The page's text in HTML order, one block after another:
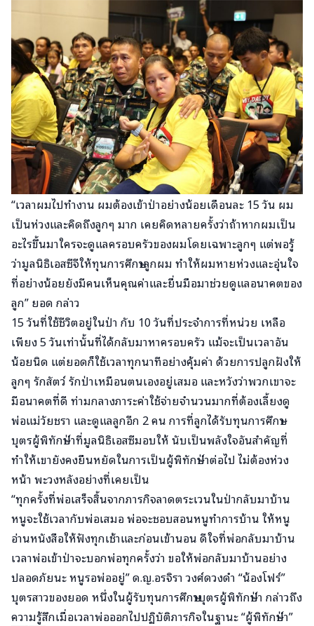
“เวลาผมไปทำงาน ผมต้องเข้าป่าอย่างน้อยเดือนละ 15 วัน ผม
เป็นห่วงและคิดถึงลูกๆ มาก เคยคิดหลายครั้งว่าถ้าหากผมเป็น
อะไรขึ้นมาใครจะดูแลครอบครัวของผมโดยเฉพาะลูกๆ แต่พอรู้
ว่ามูลนิธิเอสซีจีให้ทุนการศึกษาลูกผม ทำให้ผมหายห่วงและอุ่นใจ
ที่อย่างน้อยยังมีคนเห็นคุณค่าและยื่นมือมาช่วยดูแลอนาคตของ
ลูก” ยอด กล่าว
15 วันที่ใช้ชีวิตอยู่ในป่า กับ 10 วันที่ประจำการที่หน่วย เหลือ
เพียง 5 วันเท่านั้นที่ได้กลับมาหาครอบครัว แม้จะเป็นเวลาอัน
น้อยนิด แต่ยอดก็ใช้เวลาทุกนาทีอย่างคุ้มค่า ด้วยการปลูกฝังให้
ลูกๆ รักสัตว์ รักป่าเหมือนตนเองอยู่เสมอ และหวังว่าพวกเขาจะ
มีอนาคตที่ดี ท่ามกลางภาระค่าใช้จ่ายจำนวนมากที่ต้องเลี้ยงดู
พ่อแม่วัยชรา และดูแลลูกอีก 2 คน การที่ลูกได้รับทุนการศึกษา
บุตรผู้พิทักษ์ป่าที่มูลนิธิเอสซีมอบให้ นับเป็นพลังใจอันสำคัญที่
ทำให้เขายังคงยืนหยัดในการเป็นผู้พิทักษ์ป่าต่อไป ไม่ต้องห่วง
หน้า พะวงหลังอย่างที่เคยเป็น
“ทุกครั้งที่พ่อเสร็จสิ้นจากภารกิจลาดตระเวนในป่ากลับมาบ้าน
หนูจะใช้เวลากับพ่อเสมอ พ่อจะชอบสอนหนูทำการบ้าน ให้หนู
อ่านหนังสือให้ฟังทุกเช้าและก่อนเข้านอน ดีใจที่พ่อกลับมาบ้าน
เวลาพ่อเข้าป่าจะบอกพ่อทุกครั้งว่า ขอให้พ่อกลับมาบ้านอย่าง
ปลอดภัยนะ หนูรอพ่ออยู่” ด.ญ.อรจิรา วงศ์ดวงดำ “น้องโฟร์”
บุตรสาวของยอด หนึ่งในผู้รับทุนการศึกษาบุตรผู้พิทักษ์ป่า กล่าวถึง
ความรู้สึกเมื่อเวลาพ่อออกไปปฏิบัติภารกิจในฐานะ “ผู้พิทักษ์ป่า”